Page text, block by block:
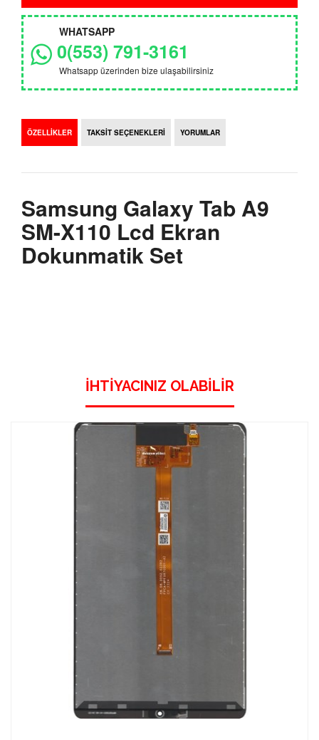
WHATSAPP
0(553) 791-3161
Whatsapp üzerinden bize ulaşabilirsiniz
ÖZELLİKLER TAKSİT SEÇENEKLERİ YORUMLAR
Samsung Galaxy Tab A9
SM-X110 Lcd Ekran
Dokunmatik Set
İHTIYACINIZ OLABILIR